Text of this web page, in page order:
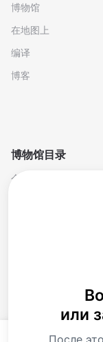
博物馆
在地图上
编译
博客
博物馆目录
个人与纪念博物馆
当代艺术博物馆
下载应用程序
или
После